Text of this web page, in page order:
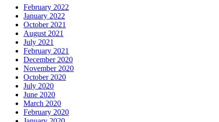
February 2022
January 2022
October 2021
August 2021
July 2021
February 2021
December 2020
November 2020
October 2020
July 2020
June 2020
March 2020
February 2020